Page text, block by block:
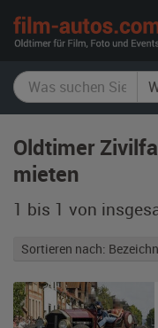
Oldtimer
mieten
1 bis 1 von
Sortieren nach: